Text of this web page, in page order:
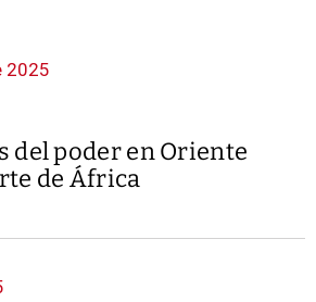
2025
del poder en Oriente
de África